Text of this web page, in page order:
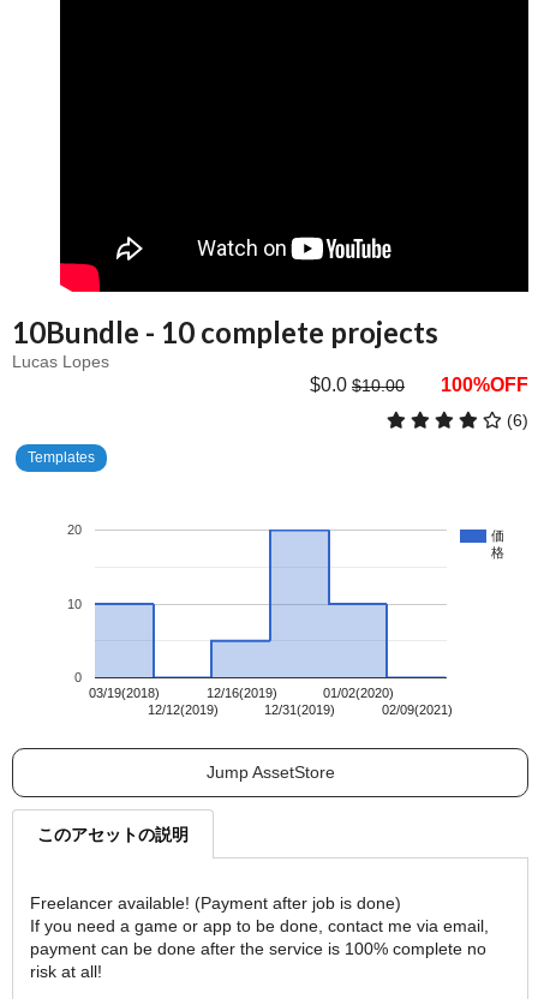
10Bundle - 10 complete projects
Lucas Lopes
$0.0 $10.00 100%OFF
(6)
Templates
価
格
03/19(2018)
12/12(2019)
12/16(2019)
12/31(2019)
01/02(2020)
02/09(2021)
0
10
20
Jump AssetStore
このアセットの説明
Freelancer available! (Payment after job is done)
If you need a game or app to be done, contact me via email,
payment can be done after the service is 100% complete no
risk at all!